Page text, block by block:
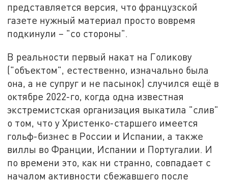
представляется версия, что французской
газете нужный материал просто вовремя
подкинули – "со стороны".
В реальности первый накат на Голикову
("объектом", естественно, изначально была
она, а не супруг и не пасынок) случился ещё в
октябре 2022-го, когда одна известная
экстремистская организация выкатила "слив"
о том, что у Христенко-старшего имеется
гольф-бизнес в России и Испании, а также
виллы во Франции, Испании и Португалии. И
по времени это, как ни странно, совпадает с
началом активности сбежавшего после